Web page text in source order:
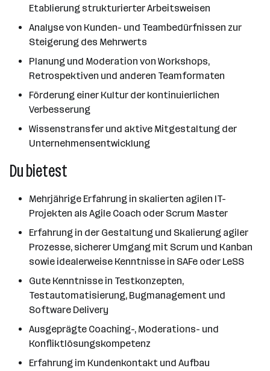
Etablierung strukturierter Arbeitsweisen
Analyse von Kunden- und Teambedürfnissen zur
Steigerung des Mehrwerts
Planung und Moderation von Workshops,
Retrospektiven und anderen Teamformaten
Förderung einer Kultur der kontinuierlichen
Verbesserung
Wissenstransfer und aktive Mitgestaltung der
Unternehmensentwicklung
Du bietest
Mehrjährige Erfahrung in skalierten agilen IT-
Projekten als Agile Coach oder Scrum Master
Erfahrung in der Gestaltung und Skalierung agiler
Prozesse, sicherer Umgang mit Scrum und Kanban
sowie idealerweise Kenntnisse in SAFe oder LeSS
Gute Kenntnisse in Testkonzepten,
Testautomatisierung, Bugmanagement und
Software Delivery
Ausgeprägte Coaching-, Moderations- und
Konfliktlösungskompetenz
Erfahrung im Kundenkontakt und Aufbau